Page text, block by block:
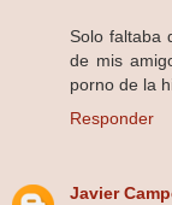
Solo faltaba
de mis
porno de la
Responder
Javier